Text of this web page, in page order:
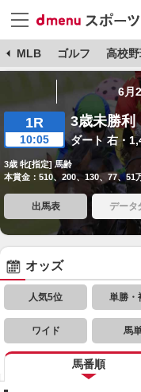
MLB ゴルフ 高校
6月
1R
10:05
3歳未勝利
ダート 右・
3歳 牝[指定] 馬齢
本賞金：510、200、130、77、51
出馬表 データ
オッズ
人気5位 単勝・
ワイド 馬
馬番順